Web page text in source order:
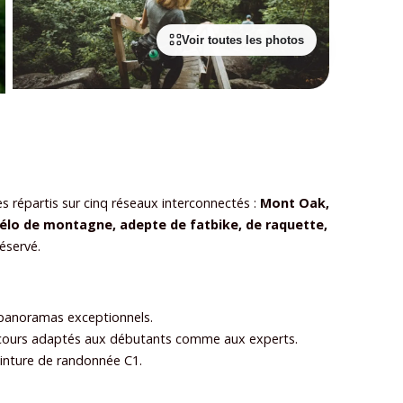
Voir toutes les photos
répartis sur cinq réseaux interconnectés : Mont Oak,
de montagne, adepte de fatbike, de raquette,
exceptionnels.
adaptés aux débutants comme aux experts.
de randonnée C1.